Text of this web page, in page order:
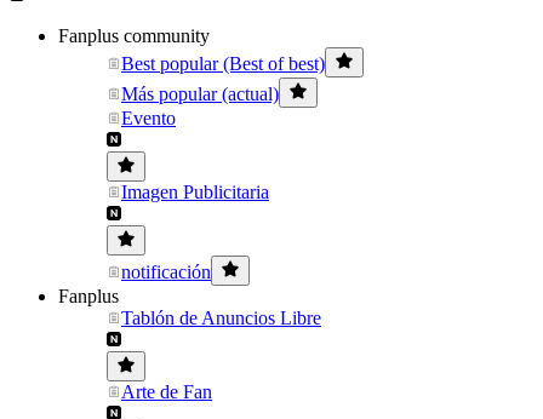
Fanplus community
Best popular (Best of best)
Más popular (actual)
Evento
Imagen Publicitaria
notificación
Fanplus
Tablón de Anuncios Libre
Arte de Fan